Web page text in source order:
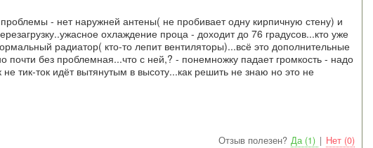
- нет наружней антены( не пробивает одну кирпичную стену) и
охлаждение проца - доходит до 76 градусов...кто уже
радиатор( кто-то лепит вентиляторы)...всё это дополнительные
без проблемная...что с ней,? - понемножку падает громкость - надо
тик-ток идёт вытянутым в высоту...как решить не знаю но это не
Отзыв полезен? Да (1) | Нет (0)